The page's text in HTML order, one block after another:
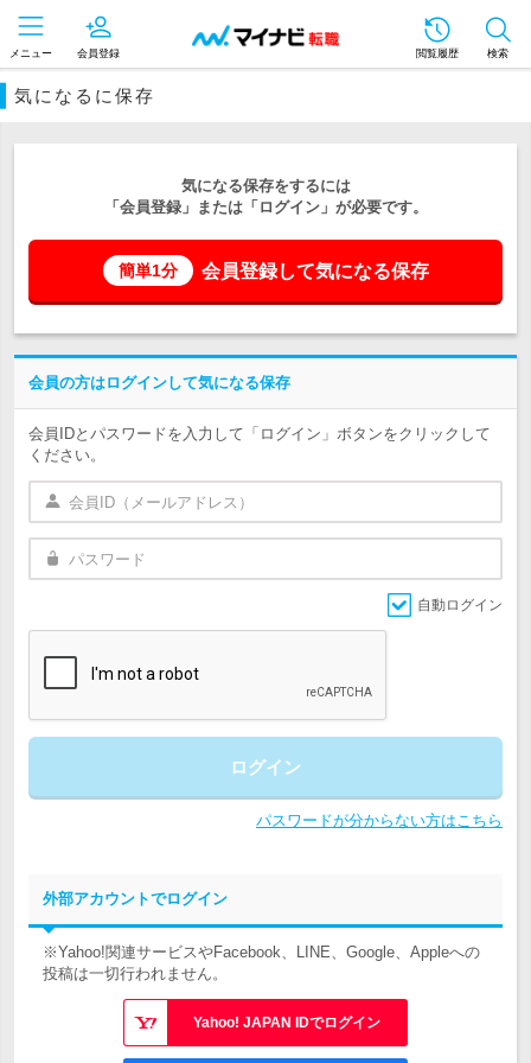
メニュー 会員登録 閲覧履歴 検索
気になるに保存
気になる保存をするには
「会員登録」または「ログイン」が必要です。
簡単1分 会員登録して気になる保存
会員の方はログインして気になる保存
会員IDとパスワードを入力して「ログイン」ボタンをクリックして
ください。
自動ログイン
ログイン
パスワードが分からない方はこちら
外部アカウントでログイン
※Yahoo!関連サービスやFacebook、LINE、Google、Appleへの
投稿は一切行われません。
Yahoo! JAPAN IDでログイン